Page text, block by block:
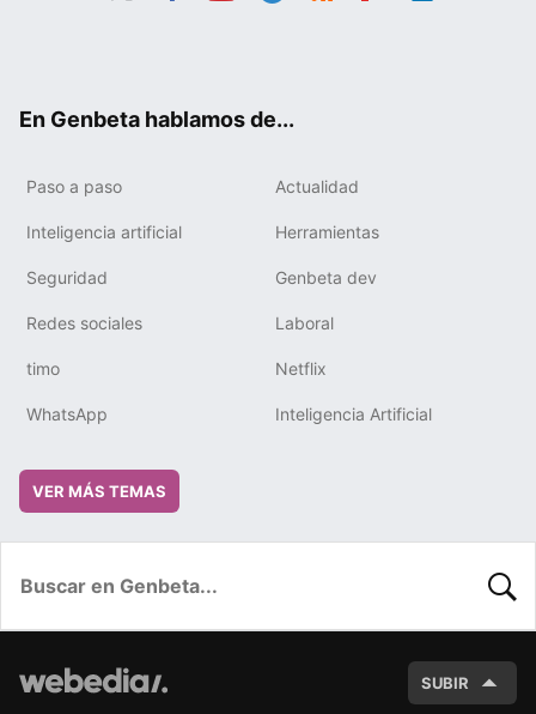
En Genbeta hablamos de...
Paso a paso Actualidad
Inteligencia artificial Herramientas
Seguridad Genbeta dev
Redes sociales Laboral
timo Netflix
WhatsApp Inteligencia Artificial
VER MÁS TEMAS
SUBIR